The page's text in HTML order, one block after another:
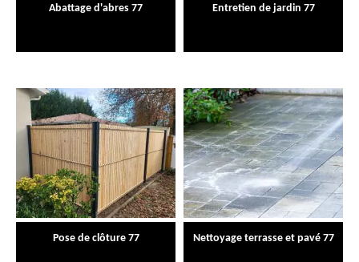
Abattage d'abres 77 Entretien de jardin 77
Pose de clôture 77 Nettoyage terrasse et pavé 77